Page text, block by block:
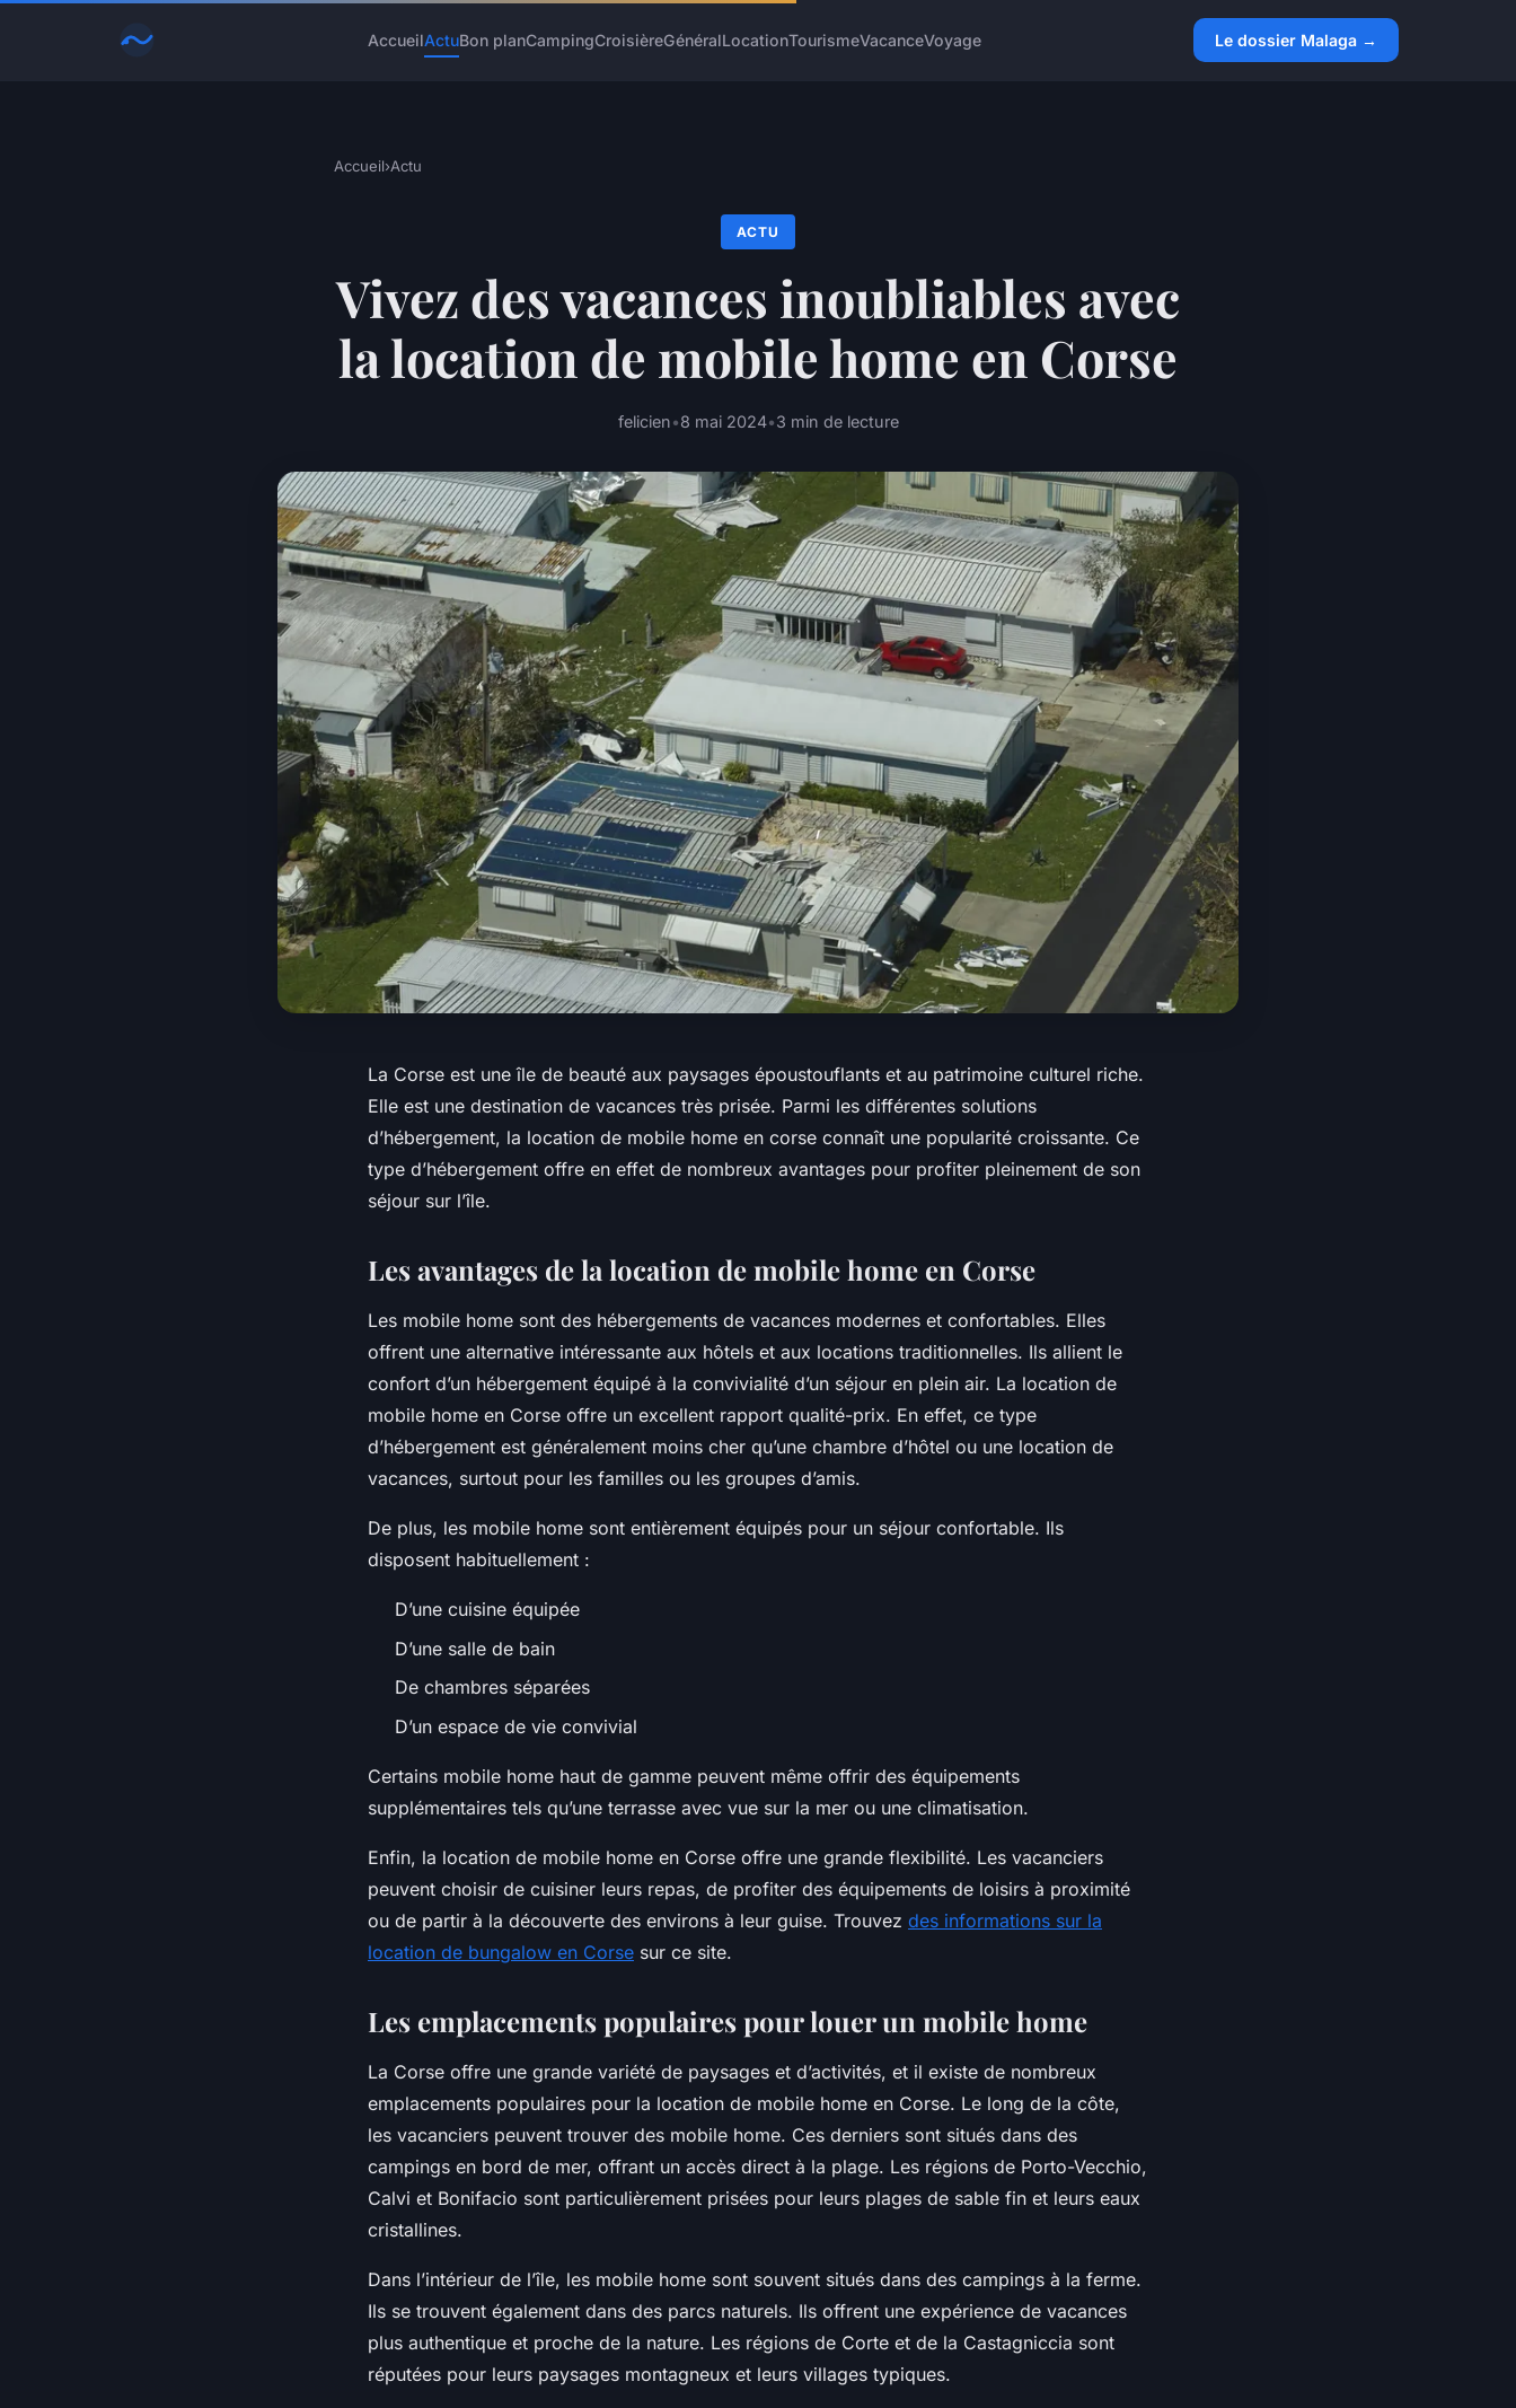
AccueilActuBon planCampingCroisièreGénéralLocationTourismeVacanceVoyage Le dossier Malaga →
Accueil›Actu
ACTU
Vivez des vacances inoubliables avec
la location de mobile home en Corse
felicien•8 mai 2024•3 min de lecture
La Corse est une île de beauté aux paysages époustouflants et au patrimoine culturel riche.
Elle est une destination de vacances très prisée. Parmi les différentes solutions
d’hébergement, la location de mobile home en corse connaît une popularité croissante. Ce
type d’hébergement offre en effet de nombreux avantages pour profiter pleinement de son
séjour sur l’île.
Les avantages de la location de mobile home en Corse
Les mobile home sont des hébergements de vacances modernes et confortables. Elles
offrent une alternative intéressante aux hôtels et aux locations traditionnelles. Ils allient le
confort d’un hébergement équipé à la convivialité d’un séjour en plein air. La location de
mobile home en Corse offre un excellent rapport qualité-prix. En effet, ce type
d’hébergement est généralement moins cher qu’une chambre d’hôtel ou une location de
vacances, surtout pour les familles ou les groupes d’amis.
De plus, les mobile home sont entièrement équipés pour un séjour confortable. Ils
disposent habituellement :
D’une cuisine équipée
D’une salle de bain
De chambres séparées
D’un espace de vie convivial
Certains mobile home haut de gamme peuvent même offrir des équipements
supplémentaires tels qu’une terrasse avec vue sur la mer ou une climatisation.
Enfin, la location de mobile home en Corse offre une grande flexibilité. Les vacanciers
peuvent choisir de cuisiner leurs repas, de profiter des équipements de loisirs à proximité
ou de partir à la découverte des environs à leur guise. Trouvez des informations sur la
location de bungalow en Corse sur ce site.
Les emplacements populaires pour louer un mobile home
La Corse offre une grande variété de paysages et d’activités, et il existe de nombreux
emplacements populaires pour la location de mobile home en Corse. Le long de la côte,
les vacanciers peuvent trouver des mobile home. Ces derniers sont situés dans des
campings en bord de mer, offrant un accès direct à la plage. Les régions de Porto-Vecchio,
Calvi et Bonifacio sont particulièrement prisées pour leurs plages de sable fin et leurs eaux
cristallines.
Dans l’intérieur de l’île, les mobile home sont souvent situés dans des campings à la ferme.
Ils se trouvent également dans des parcs naturels. Ils offrent une expérience de vacances
plus authentique et proche de la nature. Les régions de Corte et de la Castagniccia sont
réputées pour leurs paysages montagneux et leurs villages typiques.